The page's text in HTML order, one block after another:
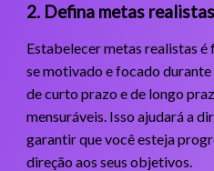
2. Defina metas realistas
Estabelecer metas realistas
se motivado e focado
de curto prazo e de longo
mensuráveis. Isso ajudará a
garantir que você esteja
direção aos seus objetivos.